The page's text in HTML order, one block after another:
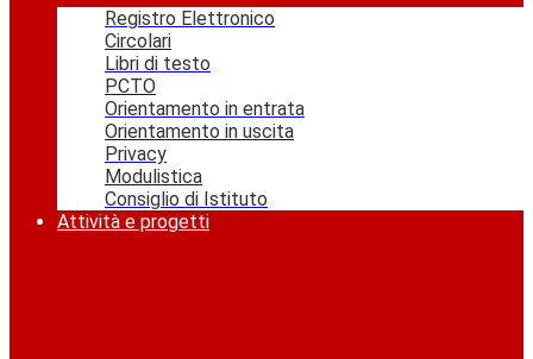
Registro Elettronico
Circolari
Libri di testo
PCTO
Orientamento in entrata
Orientamento in uscita
Privacy
Modulistica
Consiglio di Istituto
Attività e progetti